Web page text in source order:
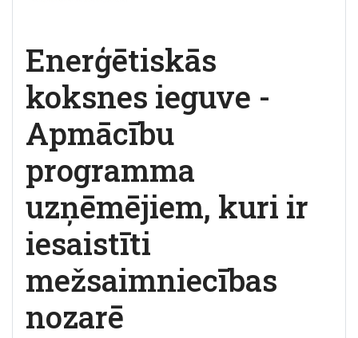
Enerģētiskās
koksnes ieguve -
Apmācību
programma
uzņēmējiem, kuri ir
iesaistīti
mežsaimniecības
nozarē